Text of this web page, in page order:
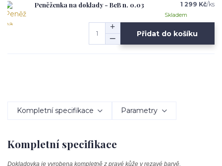
Peněženka na doklady - BeB n. 0.03 1 299 Kč/ks
Skladem
Přidat do košíku
Kompletní specifikace Parametry
Kompletní specifikace
Dokladovka je vyrobena kompletně z pravé kůže v rezavé barvě.